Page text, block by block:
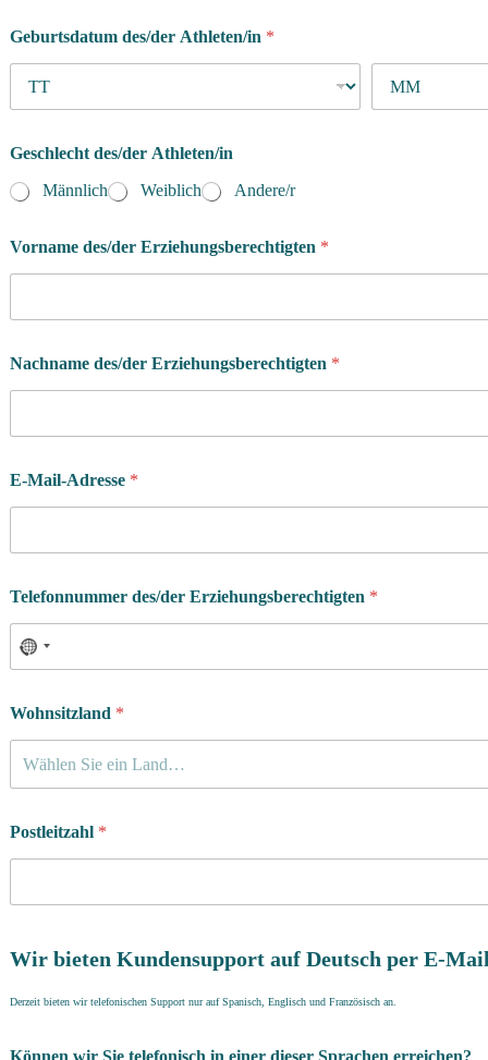
Geburtsdatum des/der Athleten/in *
Geschlecht des/der Athleten/in
Männlich
Weiblich Andere/r
Vorname des/der Erziehungsberechtigten *
Nachname des/der Erziehungsberechtigten *
E-Mail-Adresse *
Telefonnummer des/der Erziehungsberechtigten *
Wohnsitzland *
Wählen Sie ein Land…
Postleitzahl *
Wir bieten Kundensupport auf Deutsch per E-
Derzeit bieten wir telefonischen Support nur auf Spanisch, Englisch und Französisch an.
Können wir Sie telefonisch in einer dieser Sprachen erreichen?